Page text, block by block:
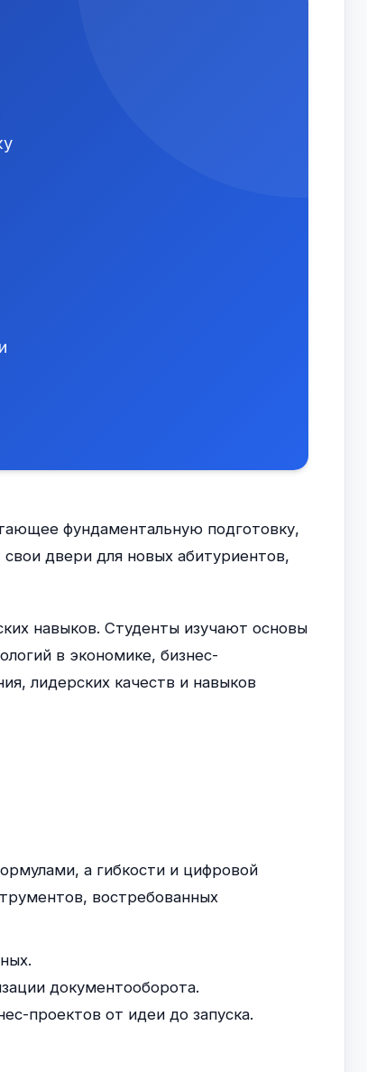
фундаментальную подготовку,
двери для новых абитуриентов,
навыков. Студенты изучают основы
в экономике, бизнес-
лидерских качеств и навыков
а гибкости и цифровой
востребованных
документооборота.
проектов от идеи до запуска.